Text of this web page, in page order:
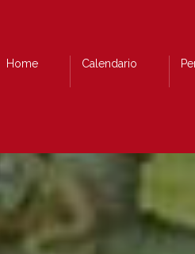
Home Calendario